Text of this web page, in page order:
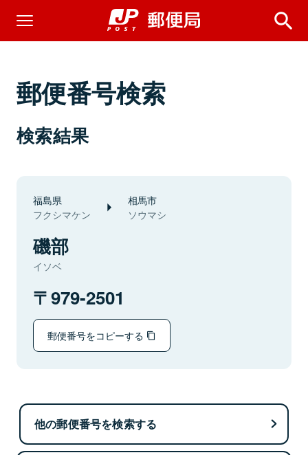
郵便番号検索
検索結果
福島県
フクシマケン
相馬市
ソウマシ
磯部
イソベ
979-2501
郵便番号をコピーする
他の郵便番号を検索する